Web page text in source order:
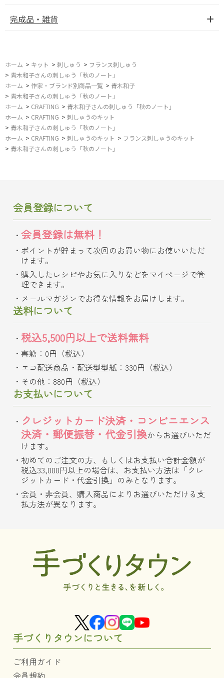
完成品・雑貨
ホーム > キット > 刺しゅう > フランス刺しゅう
> 青木和子さんの刺しゅう「秋のノート」
ホーム > 作家・ブランド別商品一覧 > 青木和子
> 青木和子さんの刺しゅう「秋のノート」
ホーム > CRAFTING > 青木和子さんの刺しゅう「秋のノート」
ホーム > CRAFTING > 刺しゅうのキット
> 青木和子さんの刺しゅう「秋のノート」
ホーム > CRAFTING > 刺しゅうのキット > フランス刺しゅうのキット
> 青木和子さんの刺しゅう「秋のノート」
会員登録について
会員登録は無料！
ポイントが貯まって次回のお買い物にお使いいただ
けます。
購入したレシピやお気に入りなどをマイページで管
理できます。
メールマガジンでお得な情報をお届けします。
送料について
税込5,500円以上で送料無料
書籍：0円（税込）
エコ配送商品・配送型型紙：330円（税込）
その他：880円（税込）
お支払いについて
クレジットカード決済・コンビニエンス
決済・郵便振替・代金引換からお選びいただ
けます。
初めてのご注文の方、もしくはお支払い合計金額が
税込33,000円以上の場合は、お支払い方法は「クレ
ジットカード・代金引換」のみとなります。
会員・非会員、購入商品によりお選びいただける支
払方法が異なります。
手づくりタウンについて
ご利用ガイド
会員規約